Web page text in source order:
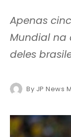
Apenas
Mundial na
deles
By JP News